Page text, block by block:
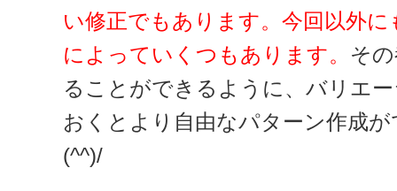
い修正でもあります。今回以外
によっていくつもあります。 そ
ることができるように、バリエ
おくとより自由なパターン作成
(^^)/